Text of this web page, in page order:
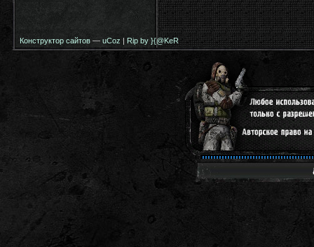
Конструктор сайтов — uCoz | Rip by }{@KeR